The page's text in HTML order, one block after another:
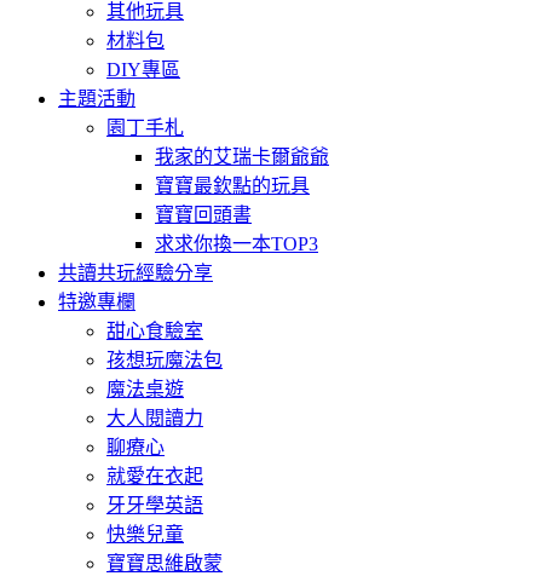
其他玩具
材料包
DIY專區
主題活動
園丁手札
我家的艾瑞卡爾爺爺
寶寶最欽點的玩具
寶寶回頭書
求求你換一本TOP3
共讀共玩經驗分享
特邀專欄
甜心食驗室
孩想玩魔法包
魔法桌遊
大人閱讀力
聊療心
就愛在衣起
牙牙學英語
快樂兒童
寶寶思維啟蒙